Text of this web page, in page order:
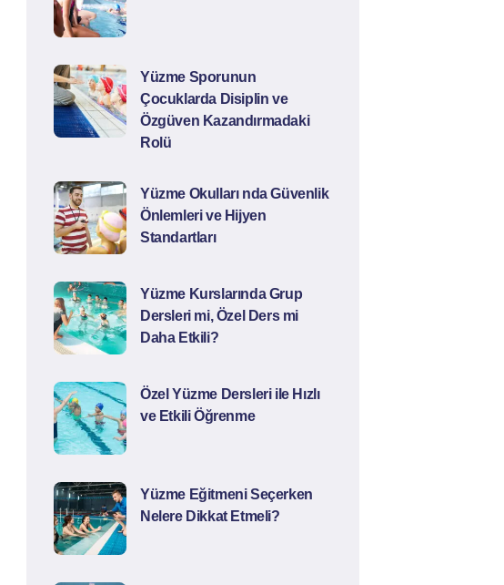
Yüzme Sporunun
Çocuklarda Disiplin ve
Özgüven Kazandırmadaki
Rolü
Yüzme Okulları nda Güvenlik
Önlemleri ve Hijyen
Standartları
Yüzme Kurslarında Grup
Dersleri mi, Özel Ders mi
Daha Etkili?
Özel Yüzme Dersleri ile Hızlı
ve Etkili Öğrenme
Yüzme Eğitmeni Seçerken
Nelere Dikkat Etmeli?